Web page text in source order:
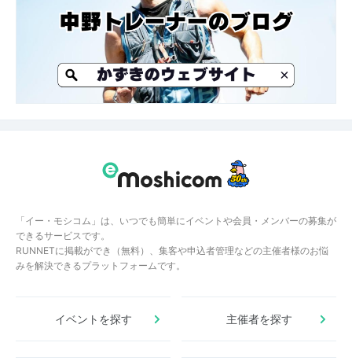
「イー・モシコム」は、いつでも簡単にイベントや会員・メンバーの募集が
できるサービスです。
RUNNETに掲載ができ（無料）、集客や申込者管理などの主催者様のお悩
みを解決できるプラットフォームです。
イベントを探す 主催者を探す